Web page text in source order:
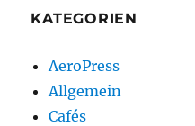
KATEGORIEN
AeroPress
Allgemein
Cafés